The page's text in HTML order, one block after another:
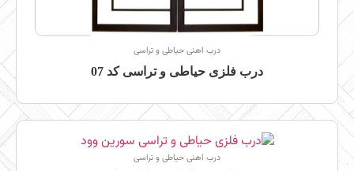
درب اهنی حیاطی و تراسی
درب فلزی حیاطی و تراسی کد 07
درب اهنی حیاطی و تراسی